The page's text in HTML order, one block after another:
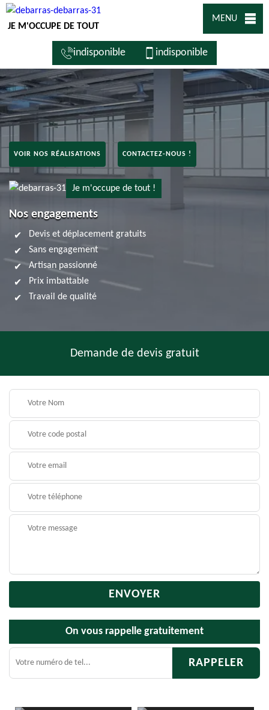
JE M'OCCUPE DE TOUT
MENU
indisponible indisponible
VOIR NOS RÉALISATIONS CONTACTEZ-NOUS !
Je m'occupe de tout !
Nos engagements
Devis et déplacement gratuits
Sans engagement
Artisan passionné
Prix imbattable
Travail de qualité
Demande de devis gratuit
On vous rappelle gratuitement